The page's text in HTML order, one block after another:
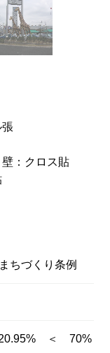
張
：クロス貼
ちづくり条例
＜ 70%